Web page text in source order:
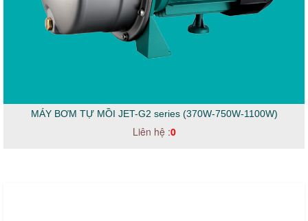
MÁY BƠM TỰ MỒI JET-G2 series (370W-750W-1100W)
Liên hệ :0